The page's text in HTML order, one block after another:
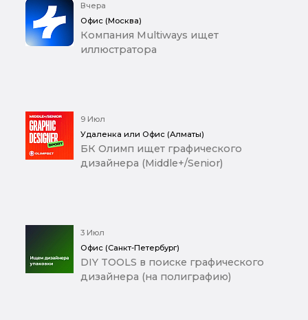
Вчера
Офис (Москва)
Компания Multiways ищет
иллюстратора
9 Июл
Удаленка или Офис (Алматы)
БК Олимп ищет графического
дизайнера (Middle+/Senior)
3 Июл
Офис (Санкт-Петербург)
DIY TOOLS в поиске графического
дизайнера (на полиграфию)